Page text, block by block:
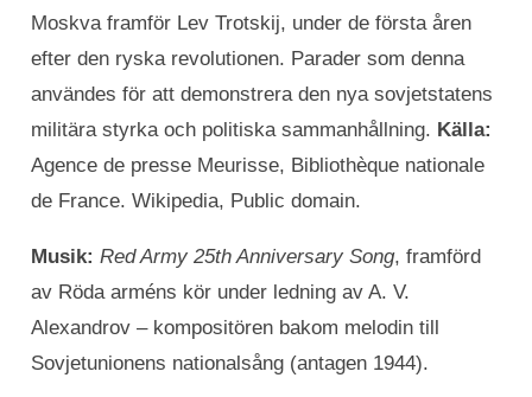
Moskva framför Lev Trotskij, under de första åren
efter den ryska revolutionen. Parader som denna
användes för att demonstrera den nya sovjetstatens
militära styrka och politiska sammanhållning. Källa:
Agence de presse Meurisse, Bibliothèque nationale
de France. Wikipedia, Public domain.
Musik: Red Army 25th Anniversary Song, framförd
av Röda arméns kör under ledning av A. V.
Alexandrov – kompositören bakom melodin till
Sovjetunionens nationalsång (antagen 1944).